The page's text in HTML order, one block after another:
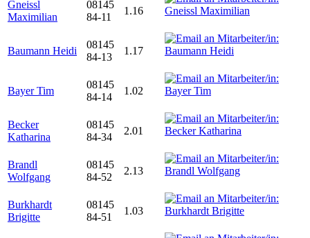
Gneissl
Maximilian
08145
84-11
1.16
Baumann Heidi
08145
84-13
1.17
Bayer Tim
08145
84-14
1.02
Becker
Katharina
08145
84-34
2.01
Brandl
Wolfgang
08145
84-52
2.13
Burkhardt
Brigitte
08145
84-51
1.03